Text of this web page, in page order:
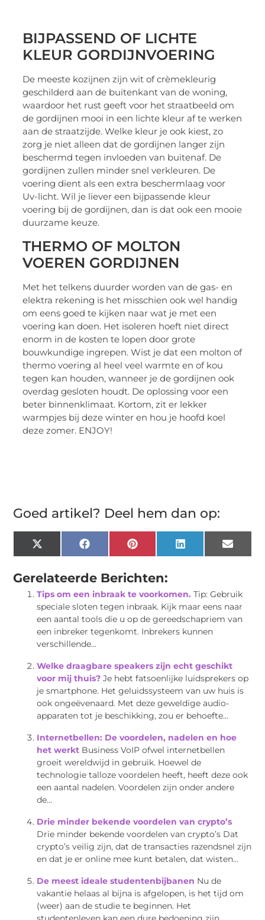
BIJPASSEND OF LICHTE
KLEUR GORDIJNVOERING
De meeste kozijnen zijn wit of crèmekleurig
geschilderd aan de buitenkant van de woning,
waardoor het rust geeft voor het straatbeeld om
de gordijnen mooi in een lichte kleur af te werken
aan de straatzijde. Welke kleur je ook kiest, zo
zorg je niet alleen dat de gordijnen langer zijn
beschermd tegen invloeden van buitenaf. De
gordijnen zullen minder snel verkleuren. De
voering dient als een extra beschermlaag voor
Uv-licht. Wil je liever een bijpassende kleur
voering bij de gordijnen, dan is dat ook een mooie
duurzame keuze.
THERMO OF MOLTON
VOEREN GORDIJNEN
Met het telkens duurder worden van de gas- en
elektra rekening is het misschien ook wel handig
om eens goed te kijken naar wat je met een
voering kan doen. Het isoleren hoeft niet direct
enorm in de kosten te lopen door grote
bouwkundige ingrepen. Wist je dat een molton of
thermo voering al heel veel warmte en of kou
tegen kan houden, wanneer je de gordijnen ook
overdag gesloten houdt. De oplossing voor een
beter binnenklimaat. Kortom, zit er lekker
warmpjes bij deze winter en hou je hoofd koel
deze zomer. ENJOY!
Goed artikel? Deel hem dan op:
X
(Twitter)
FacebookPinterestLinkedInEmail
Gerelateerde Berichten:
Tips om een inbraak te voorkomen. Tip: Gebruik
speciale sloten tegen inbraak. Kijk maar eens naar
een aantal tools die u op de gereedschapriem van
een inbreker tegenkomt. Inbrekers kunnen
verschillende...
Welke draagbare speakers zijn echt geschikt
voor mij thuis? Je hebt fatsoenlijke luidsprekers op
je smartphone. Het geluidssysteem van uw huis is
ook ongeëvenaard. Met deze geweldige audio-
apparaten tot je beschikking, zou er behoefte...
Internetbellen: De voordelen, nadelen en hoe
het werkt Business VoIP ofwel internetbellen
groeit wereldwijd in gebruik. Hoewel de
technologie talloze voordelen heeft, heeft deze ook
een aantal nadelen. Voordelen zijn onder andere
de...
Drie minder bekende voordelen van crypto’s
Drie minder bekende voordelen van crypto’s Dat
crypto’s veilig zijn, dat de transacties razendsnel zijn
en dat je er online mee kunt betalen, dat wisten...
De meest ideale studentenbijbanen Nu de
vakantie helaas al bijna is afgelopen, is het tijd om
(weer) aan de studie te beginnen. Het